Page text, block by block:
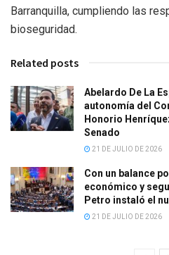
Barranquilla, cumpliendo las
bioseguridad.
Related posts
Abelardo De La
autonomía del
Honorio
Senado
21 DE JULIO DE 2026
Con un balance
económico y
Petro instaló el
21 DE JULIO DE 2026